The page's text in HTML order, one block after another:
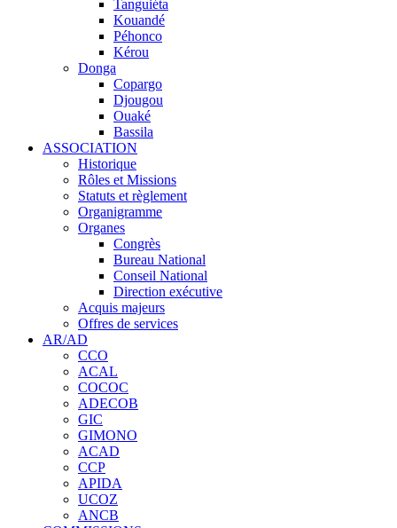
Tanguiéta
Kouandé
Péhonco
Kérou
Donga
Copargo
Djougou
Ouaké
Bassila
ASSOCIATION
Historique
Rôles et Missions
Statuts et règlement
Organigramme
Organes
Congrès
Bureau National
Conseil National
Direction exécutive
Acquis majeurs
Offres de services
AR/AD
CCO
ACAL
COCOC
ADECOB
GIC
GIMONO
ACAD
CCP
APIDA
UCOZ
ANCB